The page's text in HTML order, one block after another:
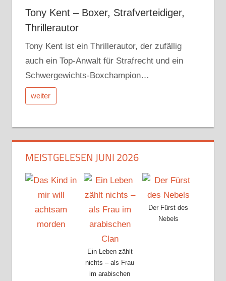
Tony Kent – Boxer, Strafverteidiger,
Thrillerautor
Tony Kent ist ein Thrillerautor, der zufällig
auch ein Top-Anwalt für Strafrecht und ein
Schwergewichts-Boxchampion…
weiter
MEISTGELESEN JUNI 2026
Ein Leben zählt
nichts – als Frau
im arabischen
Der Fürst des
Nebels